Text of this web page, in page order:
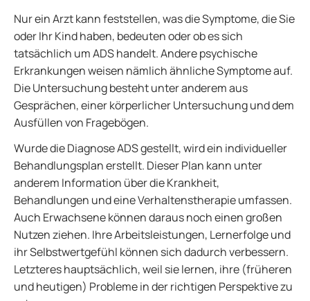
Nur ein Arzt kann feststellen, was die Symptome, die Sie
oder Ihr Kind haben, bedeuten oder ob es sich
tatsächlich um ADS handelt. Andere psychische
Erkrankungen weisen nämlich ähnliche Symptome auf.
Die Untersuchung besteht unter anderem aus
Gesprächen, einer körperlicher Untersuchung und dem
Ausfüllen von Fragebögen.
Wurde die Diagnose ADS gestellt, wird ein individueller
Behandlungsplan erstellt. Dieser Plan kann unter
anderem Information über die Krankheit,
Behandlungen und eine Verhaltenstherapie umfassen.
Auch Erwachsene können daraus noch einen großen
Nutzen ziehen. Ihre Arbeitsleistungen, Lernerfolge und
ihr Selbstwertgefühl können sich dadurch verbessern.
Letzteres hauptsächlich, weil sie lernen, ihre (früheren
und heutigen) Probleme in der richtigen Perspektive zu